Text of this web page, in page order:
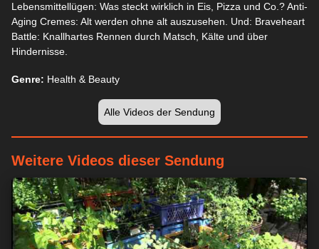
Lebensmittellügen: Was steckt wirklich in Eis, Pizza und Co.? Anti-
Aging Cremes: Alt werden ohne alt auszusehen. Und: Braveheart
Battle: Knallhartes Rennen durch Matsch, Kälte und über
Hindernisse.
Genre: Health & Beauty
Alle Videos der Sendung
Weitere Videos dieser Sendung